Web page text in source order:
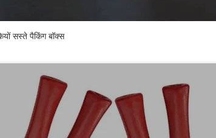
सस्ते पैकिंग बॉक्स